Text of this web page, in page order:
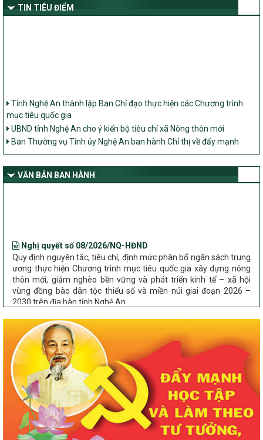
TIN TIÊU ĐIỂM
Tỉnh Nghệ An thành lập Ban Chỉ đạo thực hiện các Chương trình
mục tiêu quốc gia
UBND tỉnh Nghệ An cho ý kiến bộ tiêu chí xã Nông thôn mới
Ban Thường vụ Tỉnh ủy Nghệ An ban hành Chỉ thị về đẩy mạnh
thực hiện Chương trình mục tiêu quốc gia xây dựng nông thôn mới,
giảm nghèo bền vững và phát triển kinh tế – xã hội vùng đồng bào
dân tộc thiểu số và miền núi giai đoạn 2026 – 2030 trên địa bàn tỉnh
Nghệ An
VĂN BẢN BAN HÀNH
Quy định nguyên tắc, tiêu chí, định mức phân bổ ngân sách trung
ương thực hiện Chương trình mục tiêu quốc gia xây dựng nông
thôn mới, giảm nghèo bền vững và phát triển kinh tế – xã hội
vùng đồng bào dân tộc thiểu số và miền núi giai đoạn 2026 –
2030 trên địa bàn tỉnh Nghệ An
Chỉ Thị số 22-CT/TU
về đẩy mạnh thực hiện Chương trình mục tiêu quốc gia xây dựng
nông thôn mới, giảm nghèo bền vững và phát triển kinh tế – xã
hội vùng đồng bào dân tộc thiểu số và miền núi giai đoạn 2026 –
2030 trên địa bàn tỉnh Nghệ An
Quyết định số 2490/QĐ-UBND
Về việc thành lập Ban Chỉ đạo Chương trình mục tiều quốc gia xây
dựng nông thôn mới, giảm nghèo bền vững và phát triển kinh tế –
xã hội vùng đồng bào dân tộc thiểu số và miền núi giai đoạn 2026
-2030 tỉnh Nghệ An
Thông tư Số 23/2026/TT-BNNMT